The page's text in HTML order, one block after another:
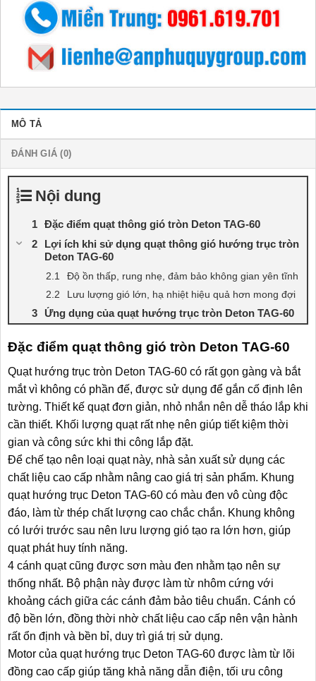
MÔ TẢ
ĐÁNH GIÁ (0)
Nội dung
Đặc điểm quạt thông gió tròn Deton TAG-60
Lợi ích khi sử dụng quạt thông gió hướng trục tròn
Deton TAG-60
Độ ồn thấp, rung nhẹ, đảm bảo không gian yên tĩnh
Lưu lượng gió lớn, hạ nhiệt hiệu quả hơn mong đợi
Ứng dụng của quạt hướng trục tròn Deton TAG-60
Đặc điểm quạt thông gió tròn Deton TAG-60
Quạt hướng trục tròn Deton TAG-60 có rất gọn gàng và bắt
mắt vì không có phần đế, được sử dụng để gắn cố định lên
tường. Thiết kế quạt đơn giản, nhỏ nhắn nên dễ tháo lắp khi
cần thiết. Khối lượng quạt rất nhẹ nên giúp tiết kiệm thời
gian và công sức khi thi công lắp đặt.
Để chế tạo nên loại quạt này, nhà sản xuất sử dụng các
chất liệu cao cấp nhằm nâng cao giá trị sản phẩm. Khung
quạt hướng trục Deton TAG-60 có màu đen vô cùng độc
đáo, làm từ thép chất lượng cao chắc chắn. Khung không
có lưới trước sau nên lưu lượng gió tạo ra lớn hơn, giúp
quạt phát huy tính năng.
4 cánh quạt cũng được sơn màu đen nhằm tạo nên sự
thống nhất. Bộ phận này được làm từ nhôm cứng với
khoảng cách giữa các cánh đảm bảo tiêu chuẩn. Cánh có
độ bền lớn, đồng thời nhờ chất liệu cao cấp nên vận hành
rất ổn định và bền bỉ, duy trì giá trị sử dụng.
Motor của quạt hướng trục Deton TAG-60 được làm từ lõi
đồng cao cấp giúp tăng khả năng dẫn điện, tối ưu công